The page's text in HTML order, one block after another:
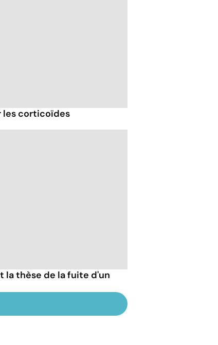
les corticoïdes
la thèse de la fuite d'un